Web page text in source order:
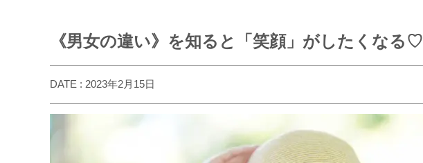
《男女の違い》を知ると「笑顔」がしたくなる♡
DATE : 2023年2月15日